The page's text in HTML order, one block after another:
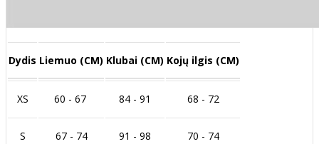
Dydis Liemuo (CM) Klubai (CM) Kojų ilgis (CM)
XS 60 - 67 84 - 91 68 - 72
S 67 - 74 91 - 98 70 - 74